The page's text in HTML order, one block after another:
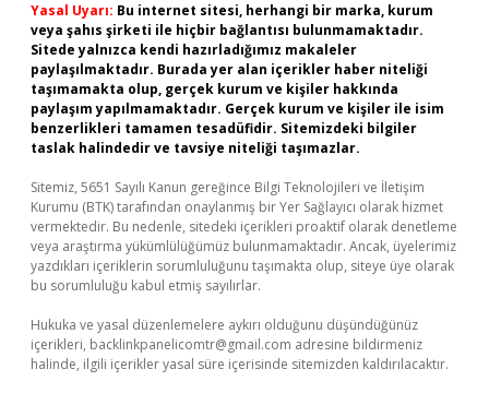
Yasal Uyarı: Bu internet sitesi, herhangi bir marka, kurum
veya şahıs şirketi ile hiçbir bağlantısı bulunmamaktadır.
Sitede yalnızca kendi hazırladığımız makaleler
paylaşılmaktadır. Burada yer alan içerikler haber niteliği
taşımamakta olup, gerçek kurum ve kişiler hakkında
paylaşım yapılmamaktadır. Gerçek kurum ve kişiler ile isim
benzerlikleri tamamen tesadüfidir. Sitemizdeki bilgiler
taslak halindedir ve tavsiye niteliği taşımazlar.
Sitemiz, 5651 Sayılı Kanun gereğince Bilgi Teknolojileri ve İletişim
Kurumu (BTK) tarafından onaylanmış bir Yer Sağlayıcı olarak hizmet
vermektedir. Bu nedenle, sitedeki içerikleri proaktif olarak denetleme
veya araştırma yükümlülüğümüz bulunmamaktadır. Ancak, üyelerimiz
yazdıkları içeriklerin sorumluluğunu taşımakta olup, siteye üye olarak
bu sorumluluğu kabul etmiş sayılırlar.
Hukuka ve yasal düzenlemelere aykırı olduğunu düşündüğünüz
içerikleri, backlinkpanelicomtr@gmail.com adresine bildirmeniz
halinde, ilgili içerikler yasal süre içerisinde sitemizden kaldırılacaktır.